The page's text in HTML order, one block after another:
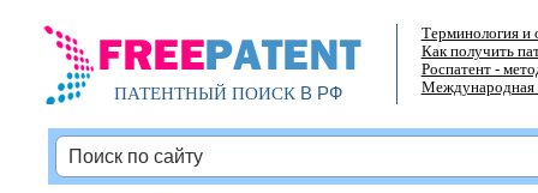
ПАТЕНТНЫЙ ПОИСКВ РФ
Терминология и
Как получить
Роспатент -
Международная